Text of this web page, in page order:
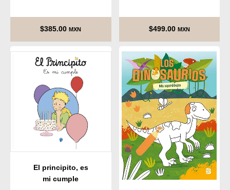
$385.00 MXN $499.00 MXN
El principito, es
mi cumple